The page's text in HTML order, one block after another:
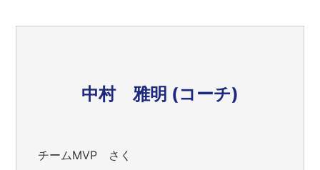
中村 雅明 (コーチ)
チームMVP さく